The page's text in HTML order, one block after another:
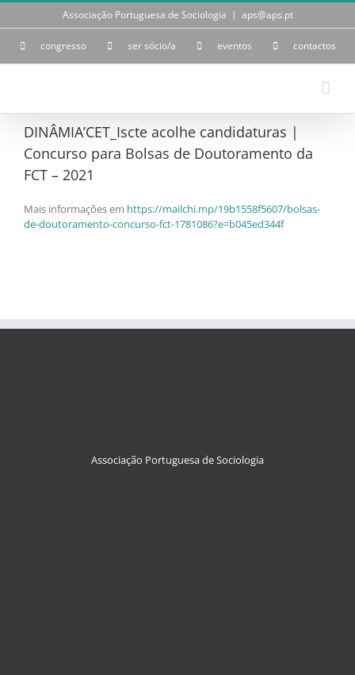
Skip
Associação Portuguesa de Sociologia | aps@aps.pt
congresso ser sócio/a eventos contactos
DINÂMIA’CET_Iscte acolhe candidaturas |
Concurso para Bolsas de Doutoramento da
FCT – 2021
Mais informações em https://mailchi.mp/19b1558f5607/bolsas-
de-doutoramento-concurso-fct-1781086?e=b045ed344f
Associação Portuguesa de Sociologia